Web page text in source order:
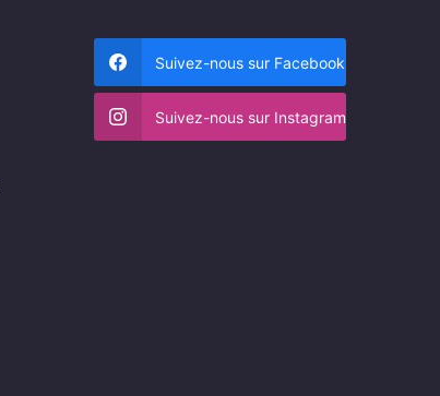
Suivez-nous sur Facebook
Suivez-nous sur Instagram